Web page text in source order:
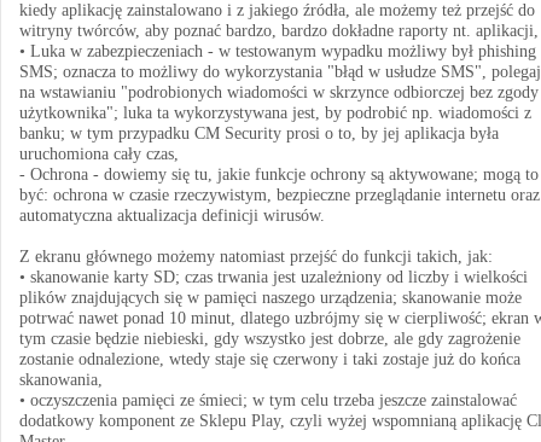
kiedy aplikację zainstalowano i z jakiego źródła, ale możemy też przejść do
witryny twórców, aby poznać bardzo, bardzo dokładne raporty nt. aplikacji,
• Luka w zabezpieczeniach - w testowanym wypadku możliwy był phishing
SMS; oznacza to możliwy do wykorzystania "błąd w usłudze SMS",
na wstawianiu "podrobionych wiadomości w skrzynce odbiorczej bez zgody
użytkownika"; luka ta wykorzystywana jest, by podrobić np. wiadomości z
banku; w tym przypadku CM Security prosi o to, by jej aplikacja była
uruchomiona cały czas,
- Ochrona - dowiemy się tu, jakie funkcje ochrony są aktywowane; mogą to
być: ochrona w czasie rzeczywistym, bezpieczne przeglądanie internetu oraz
automatyczna aktualizacja definicji wirusów.
Z ekranu głównego możemy natomiast przejść do funkcji takich, jak:
• skanowanie karty SD; czas trwania jest uzależniony od liczby i wielkości
plików znajdujących się w pamięci naszego urządzenia; skanowanie może
potrwać nawet ponad 10 minut, dlatego uzbrójmy się w cierpliwość; ekran
tym czasie będzie niebieski, gdy wszystko jest dobrze, ale gdy zagrożenie
zostanie odnalezione, wtedy staje się czerwony i taki zostaje już do końca
skanowania,
• oczyszczenia pamięci ze śmieci; w tym celu trzeba jeszcze zainstalować
dodatkowy komponent ze Sklepu Play, czyli wyżej wspomnianą aplikację